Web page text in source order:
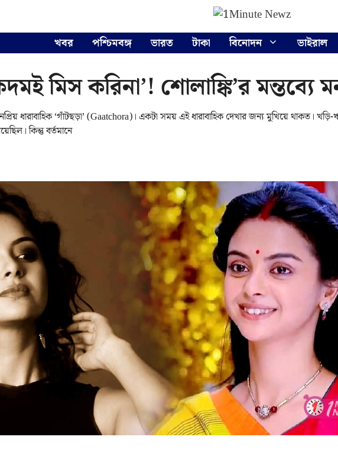
খবর পশ্চিমবঙ্গ ভারত টাকা বিনোদন ভাইরাল
মিস করিনা’! শোলাঙ্কি’র মন্তব্যে
ধারাবাহিক ‘গাঁটছড়া’ (Gaatchora)। একটা সময় এই ধারাবাহিক দেখার জন্য মুখিয়ে থাকত। খড়ি-
কিন্তু বর্তমানে